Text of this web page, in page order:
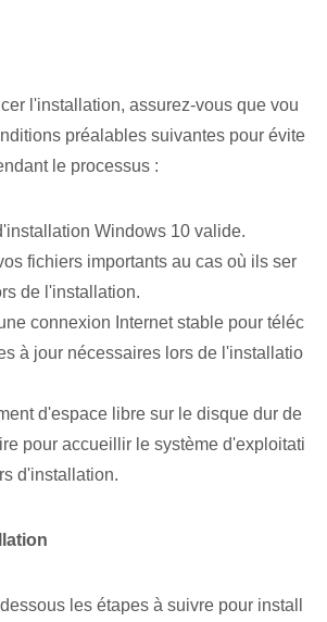
l'installation, assurez-vous que vou
préalables suivantes pour évite
le processus :
Windows 10 valide.
fichiers importants au cas où ils ser
de l'installation.
connexion Internet stable pour téléc
à jour nécessaires lors de l'installatio
d'espace libre sur le disque dur de
pour accueillir le système d'exploitati
d'installation.
les étapes à suivre pour install